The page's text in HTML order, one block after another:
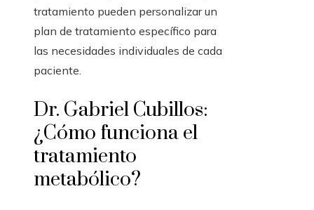
tratamiento pueden personalizar un
plan de tratamiento específico para
las necesidades individuales de cada
paciente.
Dr. Gabriel Cubillos:
¿Cómo funciona el
tratamiento
metabólico?